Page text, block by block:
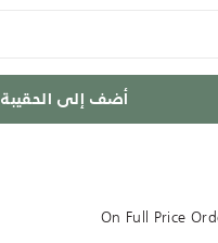
أضف إلى الحقيبة
On Full Price